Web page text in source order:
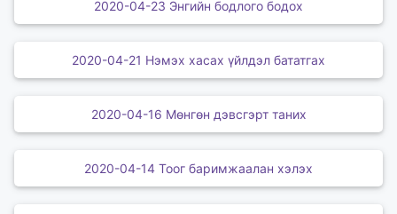
2020-04-23 Энгийн бодлого бодох
2020-04-21 Нэмэх хасах үйлдэл бататгах
2020-04-16 Мөнгөн дэвсгэрт таних
2020-04-14 Тоог баримжаалан хэлэх